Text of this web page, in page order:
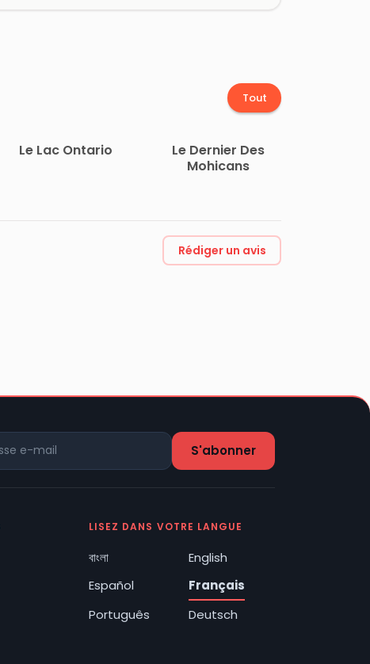
Tout
Le Lac Ontario
Le Dernier Des
Mohicans
Rédiger un avis
LISEZ DANS VOTRE LANGUE
বাংলা
English
Español
Français
Português
Deutsch